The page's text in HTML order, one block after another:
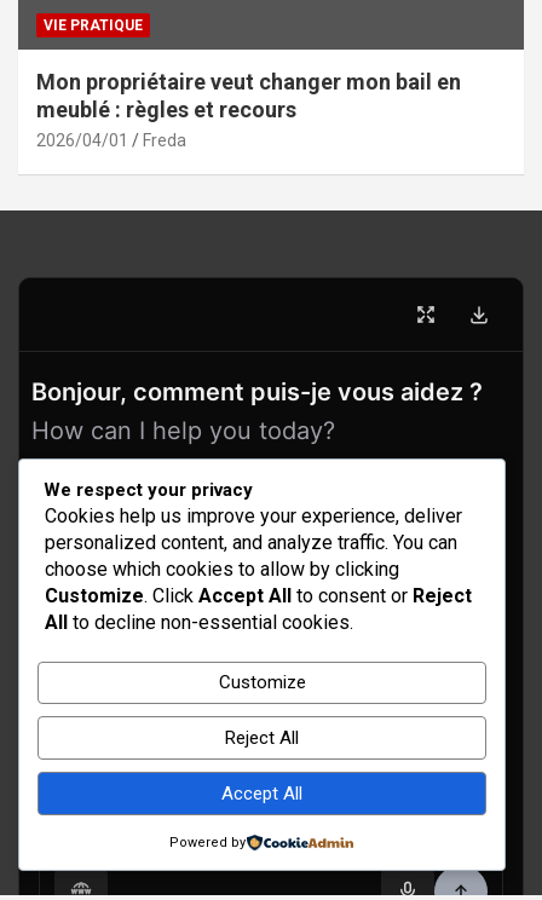
VIE PRATIQUE
Mon propriétaire veut changer mon bail en
meublé : règles et recours
2026/04/01 Freda
Bonjour, comment puis-je vous aidez ?
How can I help you today?
Idées d’aménagement et déco
Choix d'outillage et de matériaux
We respect your privacy
Cookies help us improve your experience, deliver
personalized content, and analyze traffic. You can
choose which cookies to allow by clicking
Customize. Click Accept All to consent or Reject
All to decline non-essential cookies.
Customize
Reject All
Accept All
Powered by